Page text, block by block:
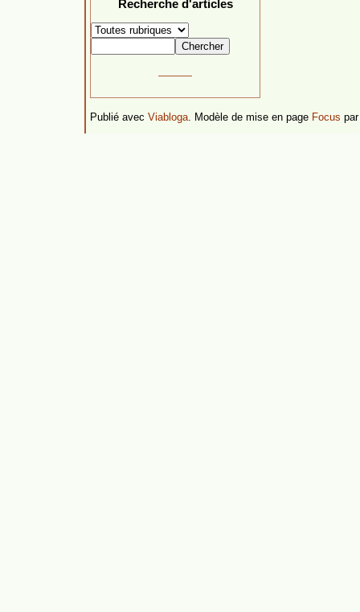
Recherche d'articles
Publié avec Viabloga. Modèle de mise en page Focus